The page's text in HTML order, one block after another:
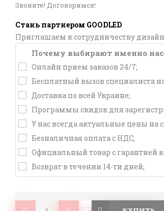
Звоните! Договоримся!
Стань партнером GOODLED
Приглашаем к сотрудничеству
Почему выбирают именно
Онлайн прием заказов 24/7;
Бесплатный вызов специалиста
Доставка по всей Украине;
Программы скидок для
У нас всегда актуальные цены на
Безналичная оплата с НДС;
Официальный товар с гарантией
Возврат в течении 14-ти дней;